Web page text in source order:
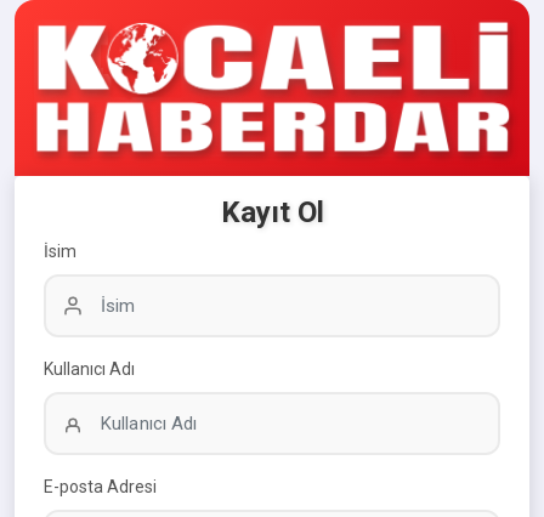
Kayıt Ol
İsim
Kullanıcı Adı
E-posta Adresi